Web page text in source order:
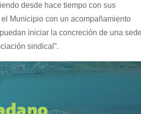
desde hace tiempo con sus
Municipio con un acompañamiento
iniciar la concreción de una
sindical”.